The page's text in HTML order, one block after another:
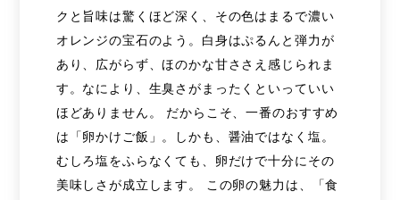
クと旨味は驚くほど深く、その色はまるで濃い
オレンジの宝石のよう。白身はぷるんと弾力が
あり、広がらず、ほのかな甘ささえ感じられま
す。なにより、生臭さがまったくといっていい
ほどありません。 だからこそ、一番のおすすめ
は「卵かけご飯」。しかも、醤油ではなく塩。
むしろ塩をふらなくても、卵だけで十分にその
美味しさが成立します。 この卵の魅力は、「食